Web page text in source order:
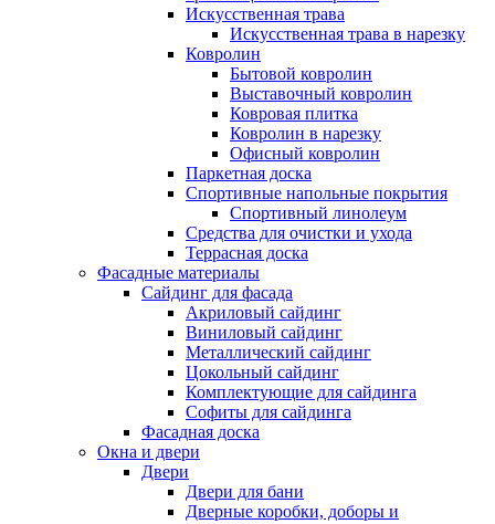
Искусственная трава
Искусственная трава в нарезку
Ковролин
Бытовой ковролин
Выставочный ковролин
Ковровая плитка
Ковролин в нарезку
Офисный ковролин
Паркетная доска
Спортивные напольные покрытия
Спортивный линолеум
Средства для очистки и ухода
Террасная доска
Фасадные материалы
Сайдинг для фасада
Акриловый сайдинг
Виниловый сайдинг
Металлический сайдинг
Цокольный сайдинг
Комплектующие для сайдинга
Софиты для сайдинга
Фасадная доска
Окна и двери
Двери
Двери для бани
Дверные коробки, доборы и